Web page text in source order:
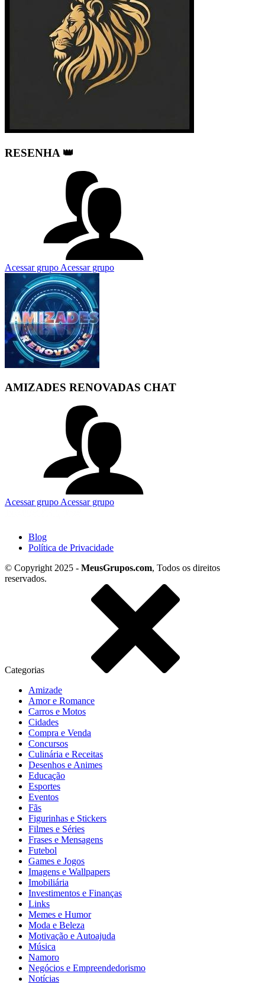
RESENHA 👑
Acessar grupo Acessar grupo
AMIZADES RENOVADAS CHAT
Acessar grupo Acessar grupo
Blog
Política de Privacidade
© Copyright 2025 - MeusGrupos.com, Todos os direitos
reservados.
Categorias
Amizade
Amor e Romance
Carros e Motos
Cidades
Compra e Venda
Concursos
Culinária e Receitas
Desenhos e Animes
Educação
Esportes
Eventos
Fãs
Figurinhas e Stickers
Filmes e Séries
Frases e Mensagens
Futebol
Games e Jogos
Imagens e Wallpapers
Imobiliária
Investimentos e Finanças
Links
Memes e Humor
Moda e Beleza
Motivação e Autoajuda
Música
Namoro
Negócios e Empreendedorismo
Notícias